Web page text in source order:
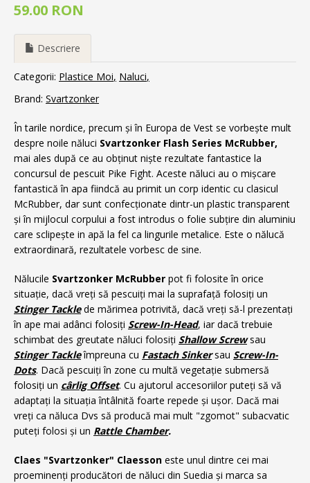
59.00 RON
Descriere
Categorii: Plastice Moi Naluci
Brand: Svartzonker
În tarile nordice, precum și în Europa de Vest se vorbește mult
despre noile năluci Svartzonker Flash Series McRubber,
mai ales după ce au obținut niște rezultate fantastice la
concursul de pescuit Pike Fight. Aceste năluci au o mișcare
fantastică în apa fiindcă au primit un corp identic cu clasicul
McRubber, dar sunt confecționate dintr-un plastic transparent
și în mijlocul corpului a fost introdus o folie subțire din aluminiu
care sclipește in apă la fel ca lingurile metalice. Este o nălucă
extraordinară, rezultatele vorbesc de sine.
Nălucile Svartzonker McRubber pot fi folosite în orice
situație, dacă vreți să pescuiți mai la suprafață folosiți un
Stinger Tacklede mărimea potrivită, dacă vreți să-l prezentați
în ape mai adânci folosiți Screw-In-Head, iar dacă trebuie
schimbat des greutate năluci folosiți Shallow Screwsau
Stinger Tackleîmpreuna cu Fastach Sinkersau Screw-In-
Dots. Dacă pescuiți în zone cu multă vegetație submersă
folosiți un cârlig Offset. Cu ajutorul accesoriilor puteți să vă
adaptați la situația întâlnită foarte repede și ușor. Dacă mai
vreți ca năluca Dvs să producă mai mult "zgomot" subacvatic
puteți folosi și un Rattle Chamber.
Claes "Svartzonker" Claesson este unul dintre cei mai
proeminenți producători de năluci din Suedia și marca sa